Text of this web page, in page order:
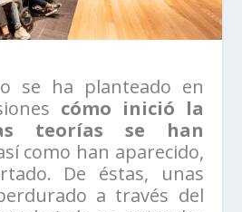
se ha planteado en
cómo inició la
teorías se han
como han aparecido,
De éstas, unas
a través del